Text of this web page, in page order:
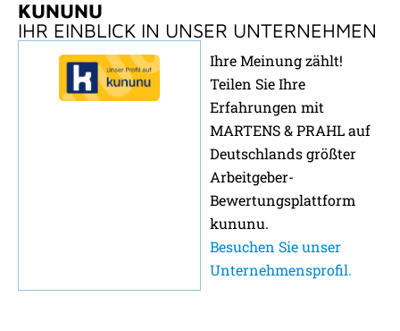
KUNUNU
IHR EINBLICK IN UNSER UNTERNEHMEN
Ihre Meinung zählt!
Teilen Sie Ihre
Erfahrungen mit
MARTENS & PRAHL auf
Deutschlands größter
Arbeitgeber-
Bewertungsplattform
kununu.
Besuchen Sie unser
Unternehmensprofil.